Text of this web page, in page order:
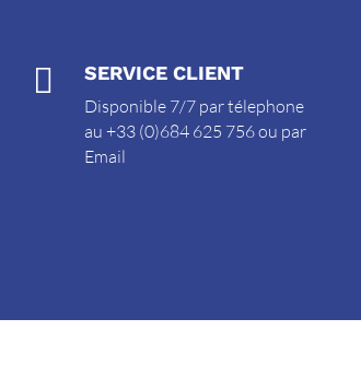
 SERVICE CLIENT
Disponible 7/7 par télephone
au +33 (0)684 625 756 ou par
Email